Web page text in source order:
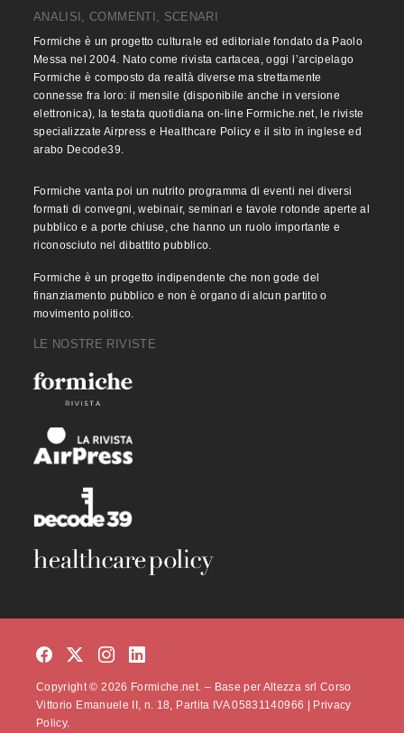
ANALISI, COMMENTI, SCENARI
Formiche è un progetto culturale ed editoriale fondato da Paolo
Messa nel 2004. Nato come rivista cartacea, oggi l’arcipelago
Formiche è composto da realtà diverse ma strettamente
connesse fra loro: il mensile (disponibile anche in versione
elettronica), la testata quotidiana on-line Formiche.net, le riviste
specializzate Airpress e Healthcare Policy e il sito in inglese ed
arabo Decode39.
Formiche vanta poi un nutrito programma di eventi nei diversi
formati di convegni, webinair, seminari e tavole rotonde aperte al
pubblico e a porte chiuse, che hanno un ruolo importante e
riconosciuto nel dibattito pubblico.
Formiche è un progetto indipendente che non gode del
finanziamento pubblico e non è organo di alcun partito o
movimento politico.
LE NOSTRE RIVISTE
Copyright © 2026 Formiche.net. – Base per Altezza srl Corso
Vittorio Emanuele II, n. 18, Partita IVA 05831140966 | Privacy
Policy.